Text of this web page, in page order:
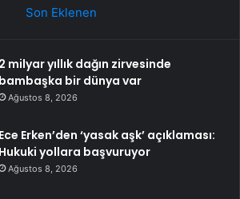
Son Eklenen
2 milyar yıllık dağın zirvesinde
bambaşka bir dünya var
Ağustos 8, 2026
Ece Erken’den ‘yasak aşk’ açıklaması:
Hukuki yollara başvuruyor
Ağustos 8, 2026